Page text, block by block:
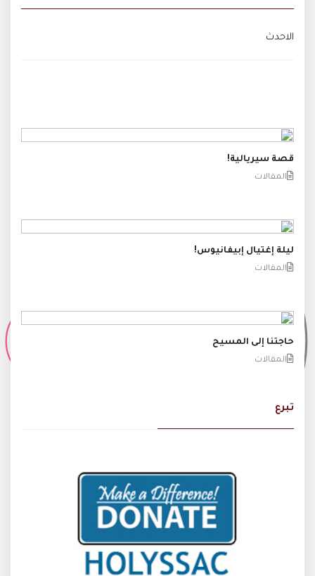
الاحدث
قصة سيريالية!
المقالات
ليلة إغتيال إبيفانيوس!
المقالات
حاجتنا إلى المسيح
المقالات
تبرع